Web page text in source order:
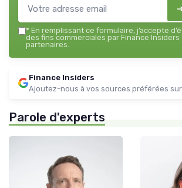
* En remplissant ce formulaire, j’accepte
des fins commerciales par Finance Insiders
partenaires.
Finance Insiders
Ajoutez-nous à vos sources préférées
Parole d'experts